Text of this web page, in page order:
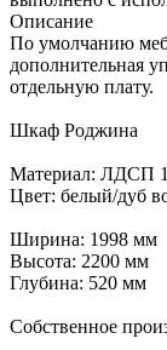
Описание
По умолчанию
дополнительная
отдельную плату.
Шкаф Роджина
Материал: ЛДСП
Цвет: белый/дуб
Ширина: 1998 мм
Высота: 2200 мм
Глубина: 520 мм
Собственное